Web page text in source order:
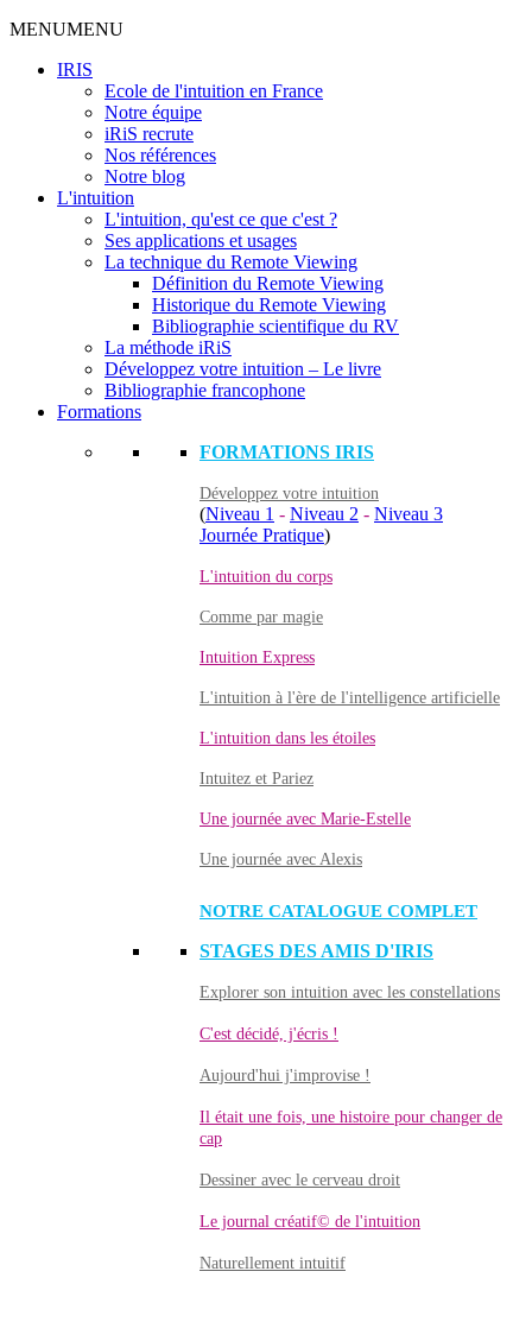
MENUMENU
IRIS
Ecole de l'intuition en France
Notre équipe
iRiS recrute
Nos références
Notre blog
L'intuition
L'intuition, qu'est ce que c'est ?
Ses applications et usages
La technique du Remote Viewing
Définition du Remote Viewing
Historique du Remote Viewing
Bibliographie scientifique du RV
La méthode iRiS
Développez votre intuition – Le livre
Bibliographie francophone
Formations
FORMATIONS IRIS
Développez votre intuition
(Niveau 1 - Niveau 2 - Niveau 3
Journée Pratique)
L'intuition du corps
Comme par magie
Intuition Express
L'intuition à l'ère de l'intelligence artificielle
L'intuition dans les étoiles
Intuitez et Pariez
Une journée avec Marie-Estelle
Une journée avec Alexis
NOTRE CATALOGUE COMPLET
STAGES DES AMIS D'IRIS
Explorer son intuition avec les constellations
C'est décidé, j'écris !
Aujourd'hui j'improvise !
Il était une fois, une histoire pour changer de
cap
Dessiner avec le cerveau droit
Le journal créatif© de l'intuition
Naturellement intuitif